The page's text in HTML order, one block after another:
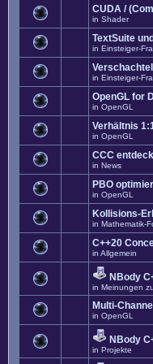
CUDA /
in Shader
TextSuite
in Einsteiger-
in Einsteiger-
OpenGL for
in OpenGL
Verhältnis
in OpenGL
CCC
in News
PBO
in OpenGL
Kollisions-
in Mathematik-
C++20
in Allgemein
NBody
in Meinungen
Multi-
in OpenGL
NBody
in Projekte